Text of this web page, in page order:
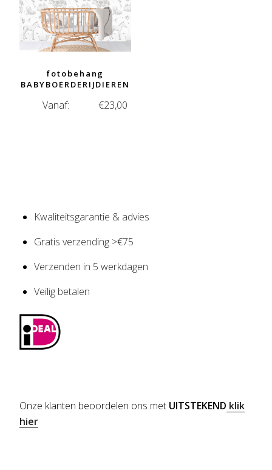
fotobehang
BABYBOERDERIJDIEREN
Vanaf: €23,00
Kwaliteitsgarantie & advies
Gratis verzending >€75
Verzenden in 5 werkdagen
Veilig betalen
Onze klanten beoordelen ons met UITSTEKEND klik
hier